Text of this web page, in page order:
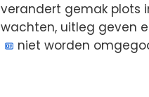
verandert gemak plots
wachten, uitleg geven
niet worden